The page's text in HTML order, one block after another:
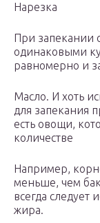
Нарезка
При запекании
одинаковыми
равномерно и
Масло. И хоть
для запекания
есть овощи,
количестве
Например,
меньше, чем
всегда следует
жира.